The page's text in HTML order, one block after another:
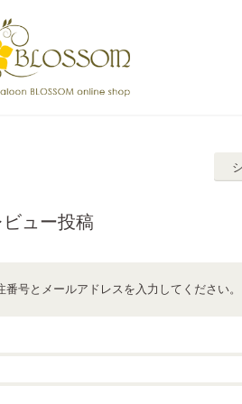
ビュー投稿
号とメールアドレスを入力してください。